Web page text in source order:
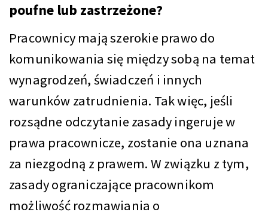
poufne lub zastrzeżone?
Pracownicy mają szerokie prawo do
komunikowania się między sobą na temat
wynagrodzeń, świadczeń i innych
warunków zatrudnienia. Tak więc, jeśli
rozsądne odczytanie zasady ingeruje w
prawa pracownicze, zostanie ona uznana
za niezgodną z prawem. W związku z tym,
zasady ograniczające pracownikom
możliwość rozmawiania o